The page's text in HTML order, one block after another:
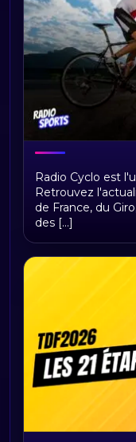
Bienvenue
univers vélo
Radio Cyclo est
Retrouvez
de France, du
des [...]